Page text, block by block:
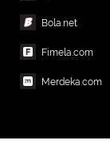
Bola.net
Fimela.com
Merdeka.com